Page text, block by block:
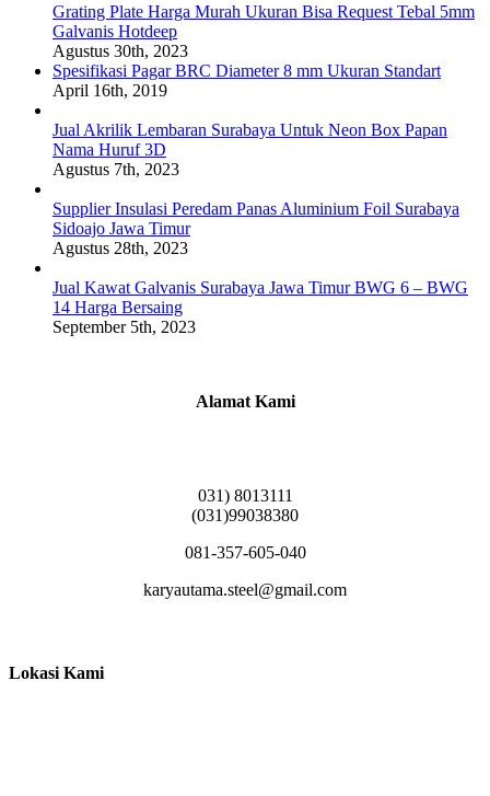
Grating Plate Harga Murah Ukuran Bisa Request Tebal 5mm
Galvanis Hotdeep
Agustus 30th, 2023
Spesifikasi Pagar BRC Diameter 8 mm Ukuran Standart
April 16th, 2019
Jual Akrilik Lembaran Surabaya Untuk Neon Box Papan
Nama Huruf 3D
Agustus 7th, 2023
Supplier Insulasi Peredam Panas Aluminium Foil Surabaya
Sidoajo Jawa Timur
Agustus 28th, 2023
Jual Kawat Galvanis Surabaya Jawa Timur BWG 6 – BWG
14 Harga Bersaing
September 5th, 2023
Alamat Kami
031) 8013111
(031)99038380
081-357-605-040
karyautama.steel@gmail.com
Lokasi Kami